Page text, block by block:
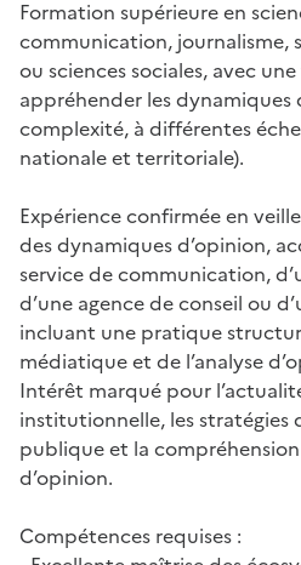
Formation supérieure en
communication, journalisme,
ou sciences sociales, avec
appréhender les dynamiques
complexité, à différentes
nationale et territoriale).
Expérience confirmée en
des dynamiques d’opinion,
service de communication,
d’une agence de conseil ou
incluant une pratique
médiatique et de l’analyse
Intérêt marqué pour
institutionnelle, les stratégies
publique et la
d’opinion.
Compétences requises :